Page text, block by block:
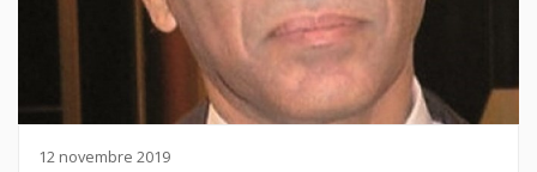
12 novembre 2019